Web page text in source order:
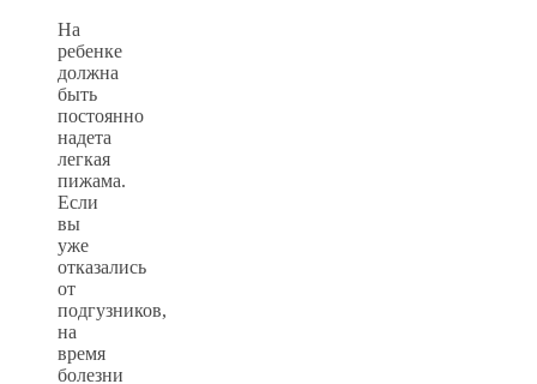
На
ребенке
должна
быть
постоянно
надета
легкая
пижама.
Если
вы
уже
отказались
от
подгузников,
на
время
болезни